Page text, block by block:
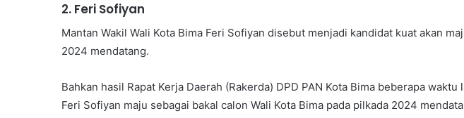
2.⁠ ⁠Feri Sofiyan
Mantan Wakil Wali Kota Bima Feri Sofiyan disebut menjadi kandidat kuat akan
2024 mendatang.
Bahkan hasil Rapat Kerja Daerah (Rakerda) DPD PAN Kota Bima beberapa
Feri Sofiyan maju sebagai bakal calon Wali Kota Bima pada pilkada 2024